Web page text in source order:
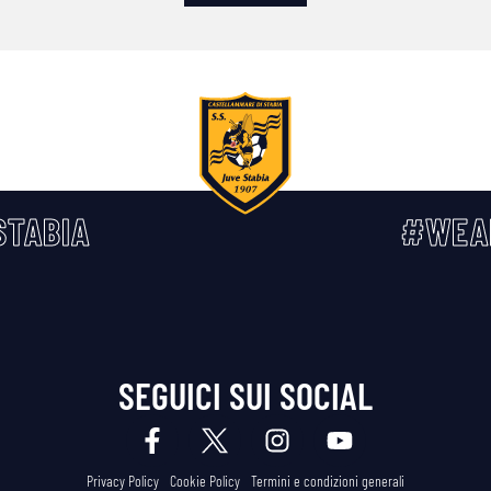
SEGUICI SUI SOCIAL
Privacy Policy Cookie Policy Termini e condizioni generali